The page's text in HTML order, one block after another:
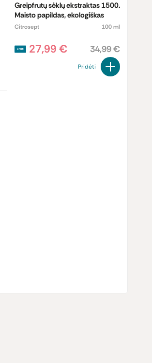
Greipfrutų sėklų ekstraktas 1500.
Maisto papildas, ekologiškas
Citrosept 100 ml
27,99 € 34,99 €
Pridėti